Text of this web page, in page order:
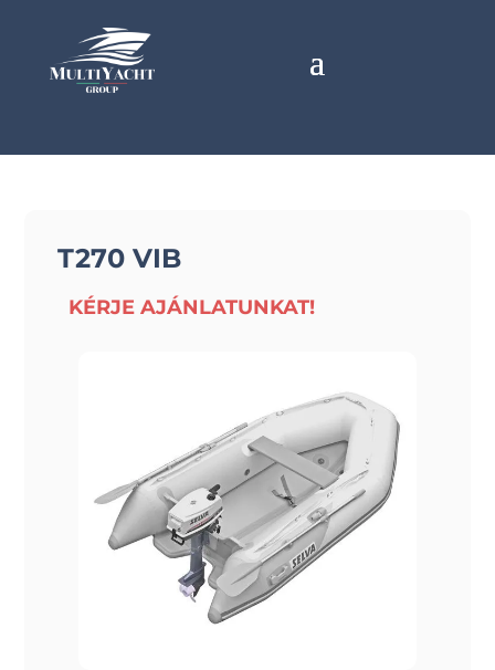
T270 VIB
KÉRJE AJÁNLATUNKAT!